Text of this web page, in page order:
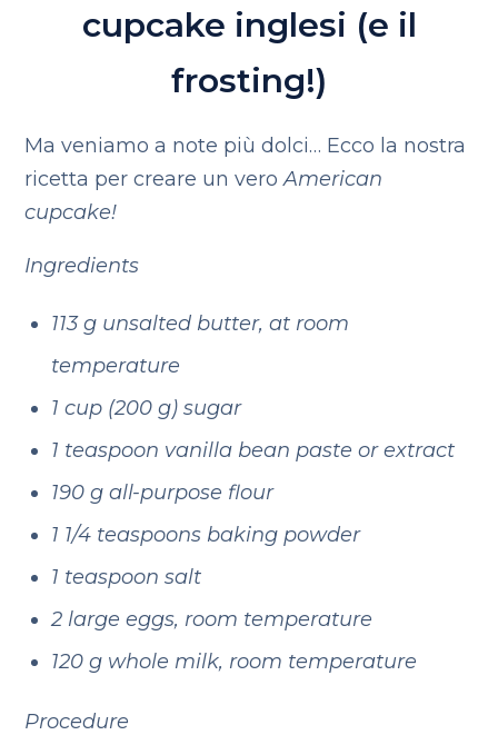
cupcake inglesi (e il
frosting!)
Ma veniamo a note più dolci… Ecco la nostra
ricetta per creare un veroAmerican
cupcake!
Ingredients
113 g unsalted butter, at room
temperature
1 cup (200 g) sugar
1 teaspoon vanilla bean paste or extract
190 g all-purpose flour
1 1/4 teaspoons baking powder
1 teaspoon salt
2 large eggs, room temperature
120 g whole milk, room temperature
Procedure